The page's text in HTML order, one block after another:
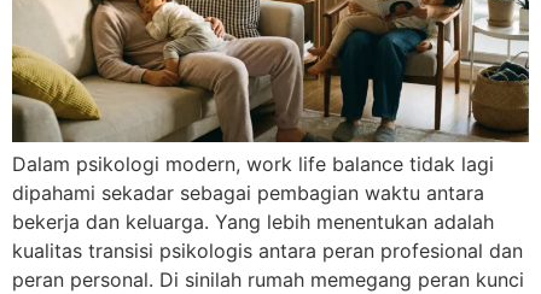
Dalam psikologi modern, work life balance tidak lagi
dipahami sekadar sebagai pembagian waktu antara
bekerja dan keluarga. Yang lebih menentukan adalah
kualitas transisi psikologis antara peran profesional dan
peran personal. Di sinilah rumah memegang peran kunci